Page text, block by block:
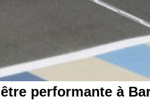
performante à